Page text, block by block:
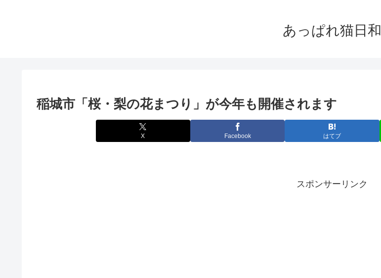
あっぱれ猫日和
稲城市「桜・梨の花まつり」が今年も開催されます
X Facebook はてブ
スポンサーリンク